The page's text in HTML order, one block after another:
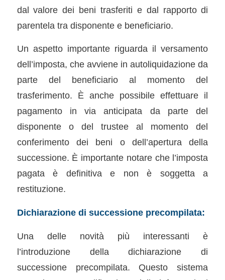
dal valore dei beni trasferiti e dal rapporto di
parentela tra disponente e beneficiario.
Un aspetto importante riguarda il versamento
dell’imposta, che avviene in autoliquidazione da
parte del beneficiario al momento del
trasferimento. È anche possibile effettuare il
pagamento in via anticipata da parte del
disponente o del trustee al momento del
conferimento dei beni o dell’apertura della
successione. È importante notare che l’imposta
pagata è definitiva e non è soggetta a
restituzione.
Dichiarazione di successione precompilata:
Una delle novità più interessanti è
l’introduzione della dichiarazione di
successione precompilata. Questo sistema